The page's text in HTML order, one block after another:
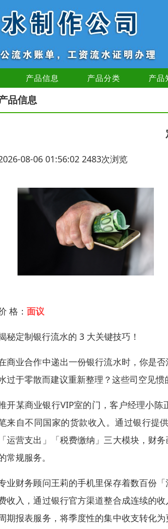
产品信息 产品分类 产品
品信息
08-06 01:56:02 2483次浏览
格： 面议
秘定制银行流水的 3 大关键技巧！
商业合作中递出一份银行流水时，你是
过于零散而建议重新整理？这些司空见
开某商业银行VIP室的门，客户经理小
来自不同国家的货款收入。通过银行提
「运营支出」「税费缴纳」三大模块，财
常规服务。
业财务顾问王莉的手机里保存着数百份
收入，通过银行官方渠道整合成连续的
期报表服务，将季度性的集中收支转化